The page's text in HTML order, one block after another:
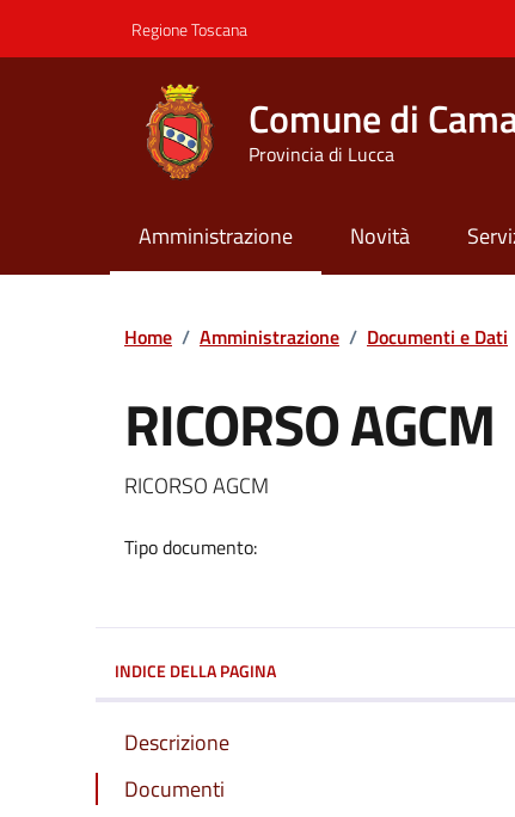
Regione Toscana
Comune di
Provincia di Lucca
Amministrazione Novità
Home / Amministrazione / Documenti e Dati
RICORSO AGCM
Dettagli del documento
RICORSO AGCM
Tipo documento:
INDICE DELLA PAGINA
Descrizione
Documenti